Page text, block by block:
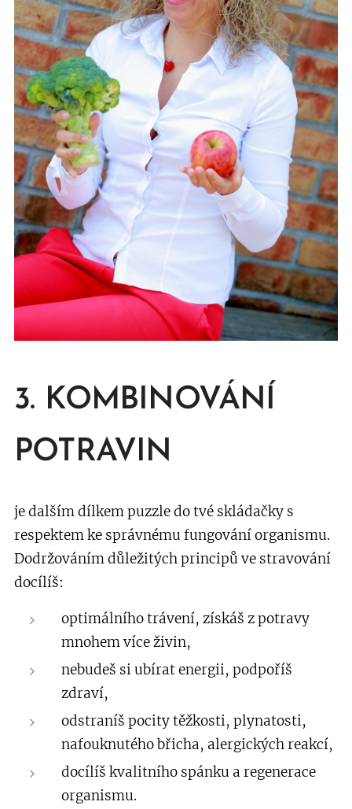
3. KOMBINOVÁNÍ
POTRAVIN
je dalším dílkem puzzle do tvé skládačky s
respektem ke správnému fungování organismu.
Dodržováním důležitých principů ve stravování
docílíš:
optimálního trávení, získáš z potravy
mnohem více živin,
nebudeš si ubírat energii, podpoříš
zdraví,
odstraníš pocity těžkosti, plynatosti,
nafouknutého břicha, alergických reakcí,
docílíš kvalitního spánku a regenerace
organismu.